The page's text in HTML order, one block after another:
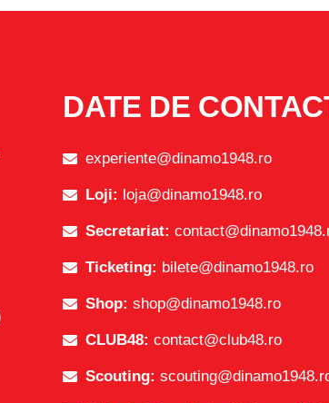
DATE DE
experiente@dinamo1948.ro
Loji: loja@dinamo1948.ro
Secretariat:
Ticketing: bilete@dinamo1948.ro
Shop: shop@dinamo1948.ro
CLUB48: contact@club48.ro
Scouting: